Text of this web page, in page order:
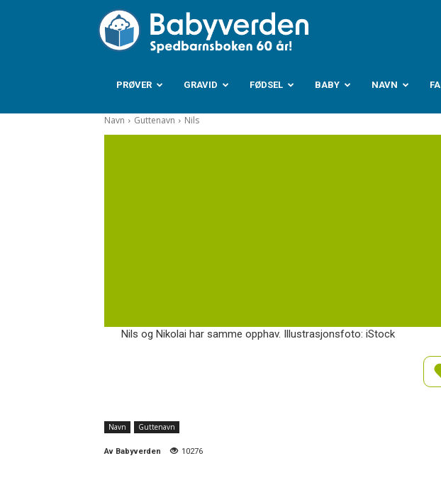
Babyverden.no
PRØVER GRAVID FØDSEL BABY NAVN
Navn Guttenavn Nils
Nils og Nikolai har samme opphav. Illustrasjonsfoto: iStock
Navn Guttenavn
Av Babyverden 10276